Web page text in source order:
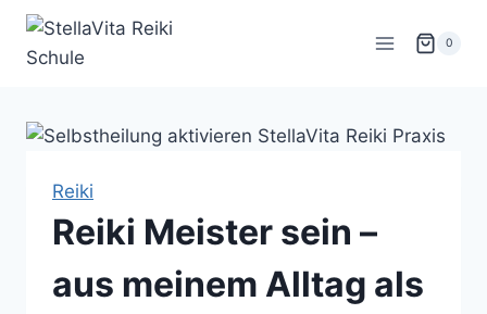
Zum
springen
0
Reiki
Reiki Meister sein –
aus meinem Alltag als